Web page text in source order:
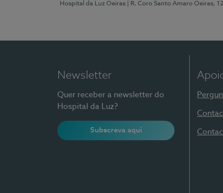
Hospital da Luz Oeiras | R. Coro Santo Amaro Oeiras,
Newsletter
Quer receber a newsletter do
Hospital da Luz?
Subscreva aqui